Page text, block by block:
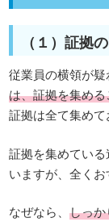
（１）証拠
従業員の横領が
は、証拠を集め
証拠は全て集めて
証拠を集めてい
いますが、全くお
なぜなら、しっ